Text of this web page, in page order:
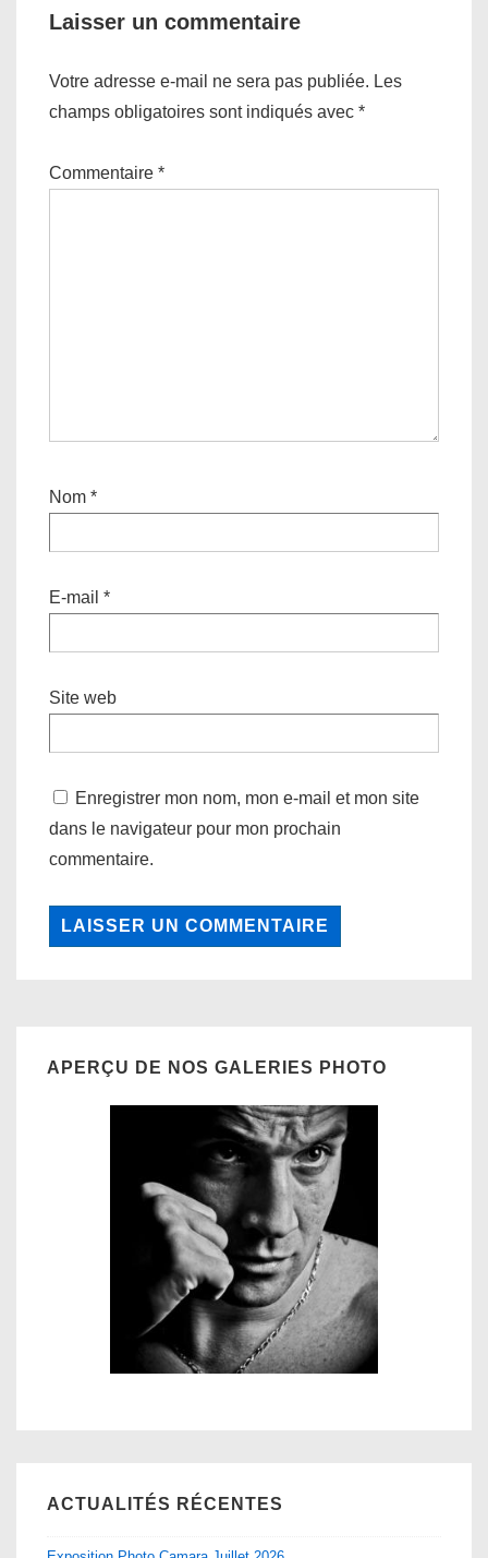
Laisser un commentaire
Votre adresse e-mail ne sera pas publiée. Les
champs obligatoires sont indiqués avec *
Commentaire *
Nom *
E-mail *
Site web
Enregistrer mon nom, mon e-mail et mon site
dans le navigateur pour mon prochain
commentaire.
APERÇU DE NOS GALERIES PHOTO
ACTUALITÉS RÉCENTES